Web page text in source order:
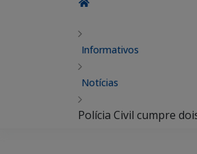
Informativos
Notícias
Polícia Civil cumpre